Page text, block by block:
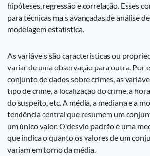
hipóteses, regressão e correlação. Esses
para técnicas mais avançadas de análise
modelagem estatística.
As variáveis são características ou
variar de uma observação para outra. Por
conjunto de dados sobre crimes, as
tipo de crime, a localização do crime, a
do suspeito, etc. A média, a mediana e a
tendência central que resumem um
um único valor. O desvio padrão é uma
que indica o quanto os valores de um
variam em torno da média.